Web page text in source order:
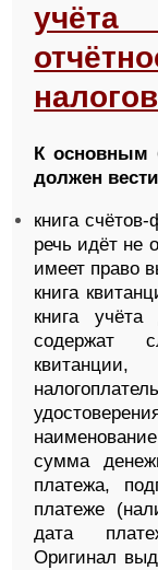
К основным
должен
книга
речь идёт не
имеет право
книга
книга
содержат
сумма
платежа,
платеже
дата
Оригинал